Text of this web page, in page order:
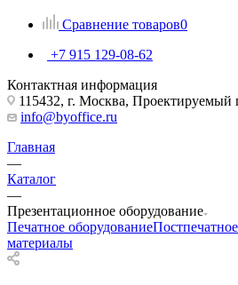
Сравнение товаров0
+7 915 129-08-62
Контактная информация
115432, г. Москва, Проектируемый
info@byoffice.ru
Главная
—
Каталог
—
Презентационное оборудование
Печатное оборудование
материалы